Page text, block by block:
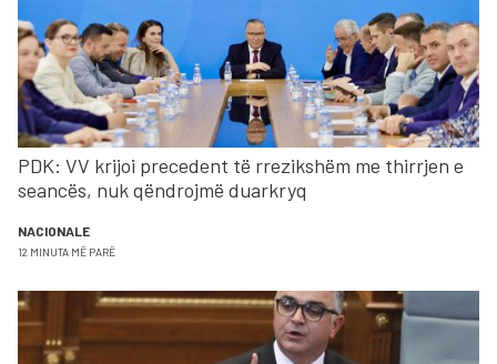
PDK: VV krijoi precedent të rrezikshëm me thirrjen e
seancës, nuk qëndrojmë duarkryq
NACIONALE
12 MINUTA MË PARË